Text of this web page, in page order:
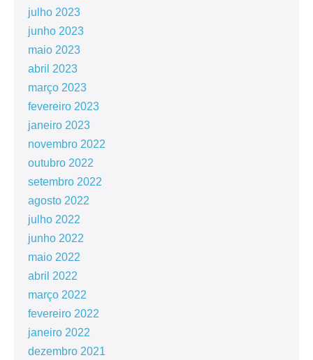
julho 2023
junho 2023
maio 2023
abril 2023
março 2023
fevereiro 2023
janeiro 2023
novembro 2022
outubro 2022
setembro 2022
agosto 2022
julho 2022
junho 2022
maio 2022
abril 2022
março 2022
fevereiro 2022
janeiro 2022
dezembro 2021